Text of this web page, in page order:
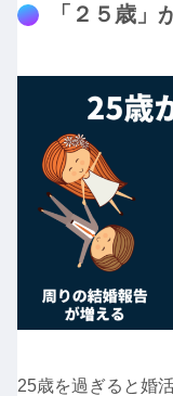
「２５歳」
25歳を過ぎると婚